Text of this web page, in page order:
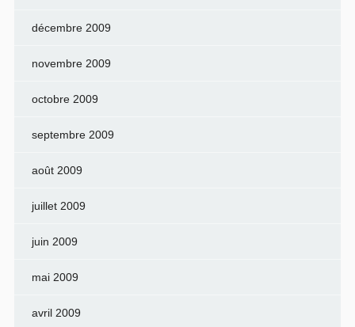
décembre 2009
novembre 2009
octobre 2009
septembre 2009
août 2009
juillet 2009
juin 2009
mai 2009
avril 2009